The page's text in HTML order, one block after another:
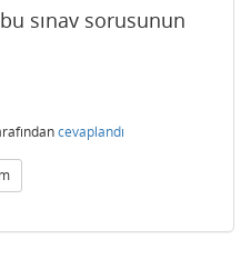
sınav sorusunun
cevaplandı